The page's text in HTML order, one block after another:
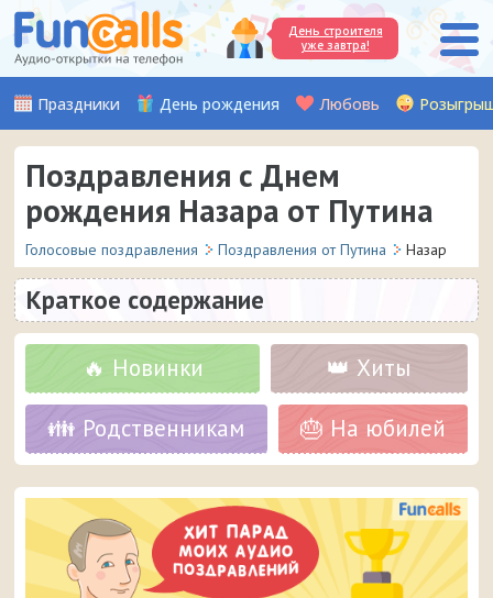
День строителя
уже завтра!
Праздники День рождения Любовь
Поздравления с Днем
рождения Назара от Путина
Голосовые поздравления Поздравления от Путина Назар
Краткое содержание
🔥 Новинки 👑 Хиты
👪 Родственникам 🎂 На юбилей